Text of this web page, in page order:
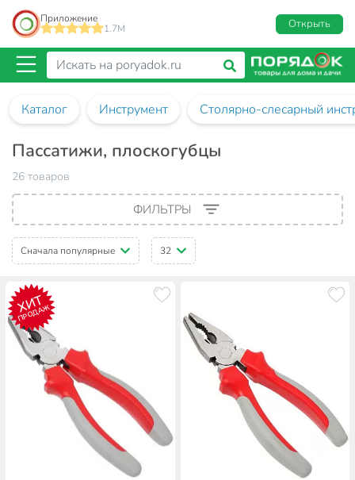
Приложение
1.7M
Открыть
Каталог Инструмент Столярно-слесарный
Пассатижи, плоскогубцы
26 товаров
ФИЛЬТРЫ
Сначала популярные 32
ХИТ
ПРОДАЖ